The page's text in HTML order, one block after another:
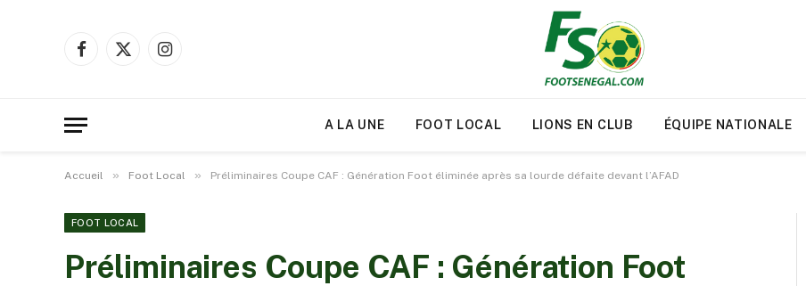
Facebook
X
Instagram
A LA UNE FOOT LOCAL LIONS EN CLUB ÉQUIPE NATIONALE
Accueil » Foot Local » Préliminaires Coupe CAF : Génération Foot éliminée après sa lourde défaite devant l’AFAD
FOOT LOCAL
Préliminaires Coupe CAF : Génération Foot